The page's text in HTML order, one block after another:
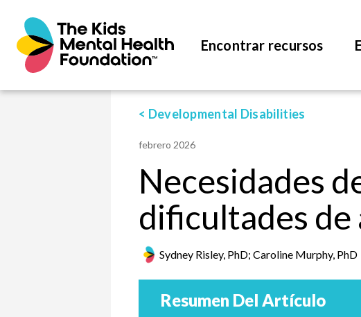
Encontrar recursos
< Developmental Disabilities
febrero 2026
Necesidades
dificultades de
Sydney Risley, PhD; Caroline Murphy, PhD
Resumen Del Artículo